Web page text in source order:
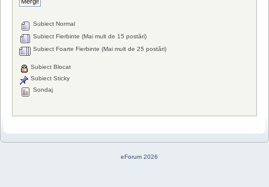
Subiect Normal
Subiect Fierbinte (Mai mult de 15 postări)
Subiect Foarte Fierbinte (Mai mult de 25 postări)
Subiect Blocat
Subiect Sticky
Sondaj
eForum 2026